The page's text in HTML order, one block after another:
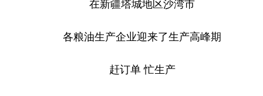
在新疆塔城地区沙湾市
各粮油生产企业迎来了生产高峰期
赶订单 忙生产